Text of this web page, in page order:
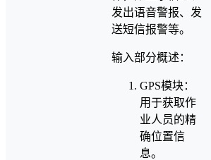
发出语音警报、发
送短信报警等。
输入部分概述：
GPS模块：
用于获取作
业人员的精
确位置信
息。